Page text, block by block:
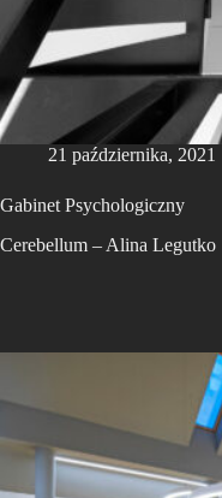
21 października, 2021
Gabinet Psychologiczny
Cerebellum – Alina Legutko